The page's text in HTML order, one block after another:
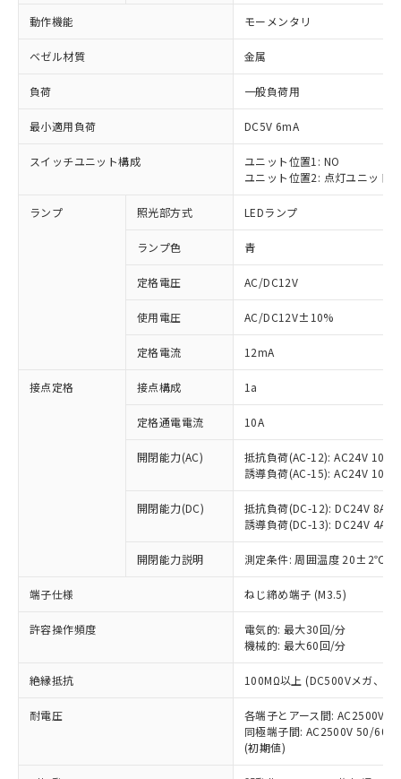
動作機能 モーメンタリ
ベゼル材質 金属
負荷 一般負荷用
最小適用負荷 DC5V 6mA
スイッチユニット構成
ユニット位置1: NO
ユニット位置2: 点灯ユニット
ランプ 照光部方式 LEDランプ
ランプ色 青
定格電圧 AC/DC12V
使用電圧 AC/DC12V±10%
定格電流 12mA
接点定格 接点構成 1a
定格通電電流 10A
開閉能力(AC)
抵抗負荷(AC-12): AC24V 10A/
誘導負荷(AC-15): AC24V
開閉能力(DC)
抵抗負荷(DC-12): DC24V 8A/
誘導負荷(DC-13): DC24V 4A/
開閉能力説明 測定条件: 周囲温度 20±2℃、
端子仕様 ねじ締め端子 (M3.5)
許容操作頻度
電気的: 最大30回/分
機械的: 最大60回/分
絶縁抵抗 100MΩ以上 (DC500Vメガ、点
耐電圧
各端子とアース間: AC2500V
同極端子間: AC2500V 50/
(初期値)
ご利用条件
以下の条件をお読みいただき、同意のうえ
ご利用ください。
本サービスは、当社制御機器事業取扱
商品の当社在庫状況および標準価格
(税抜)を提供させていただくもので
当社制御機器事業取扱商品の中には、
本サービスの対象外となる商品もある
ことをご了承ください。
在庫状況および標準価格照会結果は、
記載している更新日時点での社内デー
タに基づき作成されるものであり、閲
覧された時点での実際の在庫および標
準価格とは異なる場合があることをご
※1 対応状況
対応済み：EU RoHS指令（10物質）の
非含有に対応した製品が提供可能な商品で
対応予定：EU RoHS指令（10物質）の非含
有に対応した製品に切り替える予定のある
対応予定なし：EU RoHS指令（10物質）の
非含有に非対応の商品で、対応品を出す予
定はありません。
調査・確認中：EU RoHS指令（10物質）の
非含有の対応状況を調査中または確認中の
非該当品：ライセンス料など無形物で、有
害物質有無と関係のない商品です。
仕入先様の事情により、非含有部品として
いたものが、含有品と判明した場合などや
むを得ず変更することがあります。
鉛(Pb) 1000ppm以下、 水銀(Hg) 1000ppm以下、 カド
六価クロム(Cr(Ⅵ)) 1000ppm以下、ポリ臭化ビフェニル
類(PBB) 1000ppm以下、ポリ臭化ジフェニルエーテル類
(PBDE) 1000ppm以下、フタル酸ビス(2-エチルヘキシ
※1 中国RoHS○×表
「○」：最大均質材料含有率が中国RoHSの
基準値以下であることを示します。
「×」：最大均質材料含有率が中国RoHSの
基準値を超えていることを示します。
「－」：未確認です。当社販売部門へお問
い合わせください。
*中国RoHS10物質の基準値 (GB/T26572)：
Pb(鉛) :1000ppm、 Hg(水銀) : 1000ppm、 Cd(カドミウ
Cr(Ⅵ)(六価クロム) : 1000ppm、 PBBs(ポリ臭化ビフェ
当社は、これら貴社製品のうち、外国
為替および外国貿易法に定める商品
（以下｢規制貨物等」という）を輸出
国政府の輸出許可(または役務取引許
可)を取得するなどの必要な手続きを